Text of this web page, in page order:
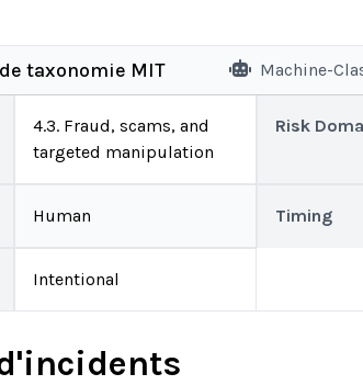
taxonomie MIT Machine-
4.3. Fraud, scams, and
targeted manipulation
Risk
Human Timing
Intentional